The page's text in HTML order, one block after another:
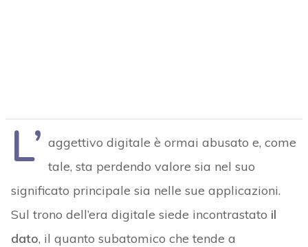
L’ aggettivo digitale è ormai abusato e, come
tale, sta perdendo valore sia nel suo
significato principale sia nelle sue applicazioni.
Sul trono dell’era digitale siede incontrastato il
dato, il quanto subatomico che tende a